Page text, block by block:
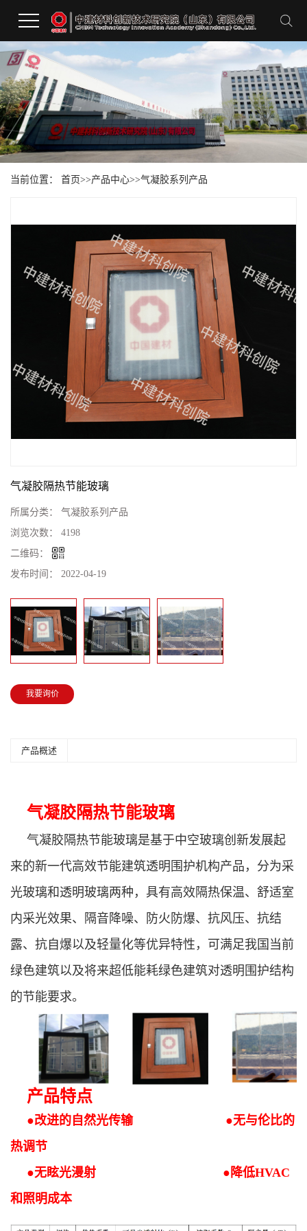
当前位置： 首页>>产品中心>>气凝胶系列产品
气凝胶隔热节能玻璃
所属分类： 气凝胶系列产品
浏览次数： 4198
二维码：
发布时间： 2022-04-19
我要询价
产品概述
气凝胶隔热节能玻璃
气凝胶隔热节能玻璃是基于中空玻璃创新发展起
来的新一代高效节能建筑透明围护机构产品，分为采
光玻璃和透明玻璃两种，具有高效隔热保温、舒适室
内采光效果、隔音降噪、防火防爆、抗风压、抗结
露、抗自爆以及轻量化等优异特性，可满足我国当前
绿色建筑以及将来超低能耗绿色建筑对透明围护结构
的节能要求。
产品特点
●改进的自然光传输 ●无与伦比的
热调节
●无眩光漫射 ●降低HVAC
和照明成本